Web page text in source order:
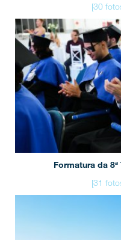
[30
Formatura da
[31